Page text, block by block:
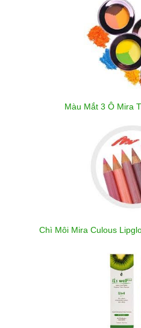
Màu Mắt 3 Ô Mira
Chì Môi Mira Culous